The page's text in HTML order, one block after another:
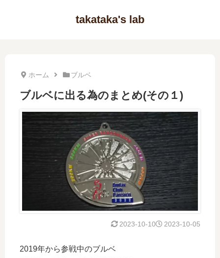
takataka's lab
ホーム ブルベ
ブルベに出る為のまとめ(その１)
2023-10-05
2023-10-10
2019年から参戦中のブルベ